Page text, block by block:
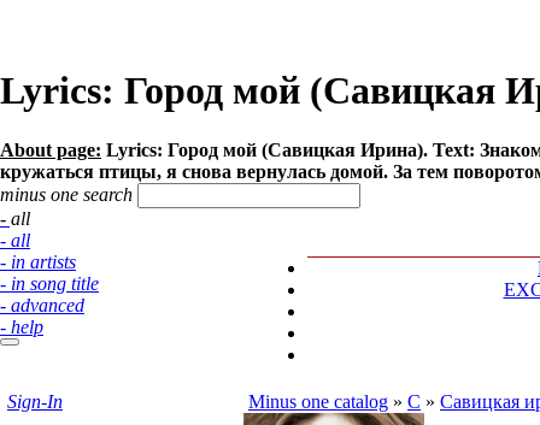
Lyrics: Город мой (Савицкая
About page: Lyrics: Город мой (Савицкая Ирина). Text:
кружаться птицы, я снова вернулась домой. За тем
minus one search
- all
- all
- in artists
- in song title
- advanced
- help
Sign-In Minus one catalog » С » Савицкая